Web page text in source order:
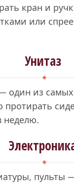
кран и
или
Унитаз
один из
неделю.
пульты